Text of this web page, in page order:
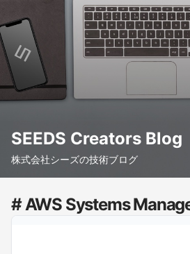
SEEDS Creators Blog
株式会社シーズの技術ブログ
# AWS Systems